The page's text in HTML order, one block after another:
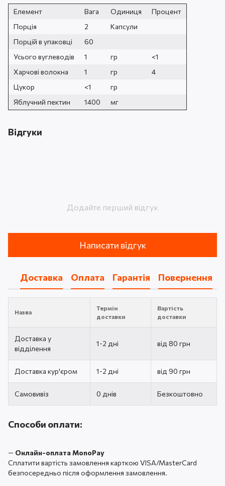
Елемент Вага Одиниця
Процент
Порція
2
Капсули
Порцій в упаковці
60
Усього вуглеводів
1 гр
<1
Харчові волокна
1 гр
4
Цукор
<1
гр
Яблучний пектин
1400 мг
Відгуки
Додайте перший відгук
Написати відгук
Доставка Оплата Гарантія Повернення
Назва
Термін
доставки
Вартість
доставки
Доставка у
відділення
1-2 дні від 80 грн
Доставка кур'єром 1-2 дні від 90 грн
Самовивіз 0 днів Безкоштовно
Способи оплати:
— Онлайн-оплата MonoPay
Сплатити вартість замовлення карткою VISA/MasterCard
безпосередньо після оформлення замовлення.